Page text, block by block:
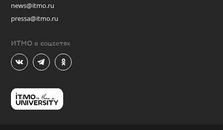
news@itmo.ru
pressa@itmo.ru
ИТМО в соцсетях